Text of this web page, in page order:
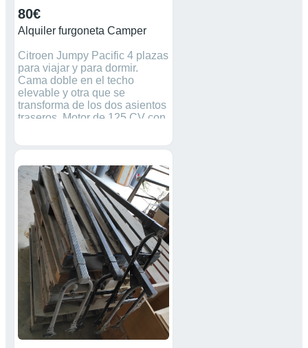
80€
Alquiler furgoneta Camper
Citroen Jumpy Pacific 4 plazas
para viajar y para dormir.
Cama doble en el techo
elevable y otra que se
transforma de los dos asientos
traseros. Motor de 125 CV con
muy bajo. Matriculada en
tus vacaciones: Cocina de 2
fuegos, nevera, fregadero,
ducha exterior, aire
acondicionado, calefacción
estacionaria, toldo y asientos
de cabina giratorios. Marzo
80€ día. Abril (excepto
puentes) 90€ día. Descuentos
a partir de 7 días de alquiler
Posibilidad de entrega a
domicilio. Desinfectado con
ozono antes y después de
cada alquiler